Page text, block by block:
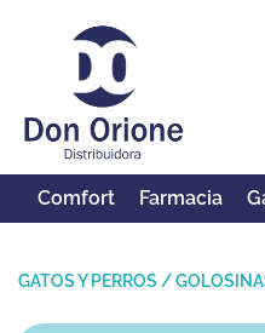
Comfort Farmacia
GATOS Y PERROS /